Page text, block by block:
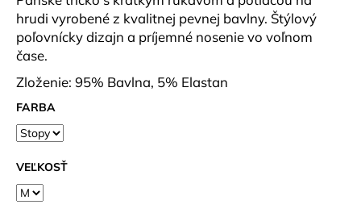
hrudi vyrobené z kvalitnej pevnej bavlny. Štýlový
poľovnícky dizajn a príjemné nosenie vo voľnom
čase.
Zloženie: 95% Bavlna, 5% Elastan
FARBA
VEĽKOSŤ
a
m
e
DÁMSKE
MODAL
DLR
ČERVENÁ
€36,90